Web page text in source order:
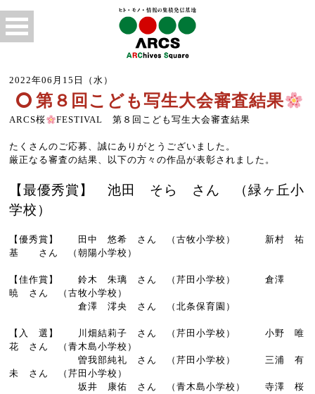
2022年06月15日（水）
第８回こども写生大会審査結果
ARCS桜 FESTIVAL 第８回こども写生大会審査結果
たくさんのご応募、誠にありがとうございました。
厳正なる審査の結果、以下の方々の作品が表彰されました。
【最優秀賞】
池田 そら さん （緑ヶ丘小
学校）
【優秀賞】 田中 悠希
さん （古牧小学校） 新村 祐
基 さん （朝陽小学校）
【佳作賞】 鈴木 朱璃 さん （芹田小学校） 倉澤
暁 さん （古牧小学校）
倉澤 澪央 さん （北条保育園）
【入 選】 川畑結莉子 さん （芹田小学校） 小野 唯
花 さん （青木島小学校）
曽我部純礼 さん （芹田小学校） 三浦 有
未 さん （芹田小学校）
坂井 康佑 さん （青木島小学校） 寺澤 桜